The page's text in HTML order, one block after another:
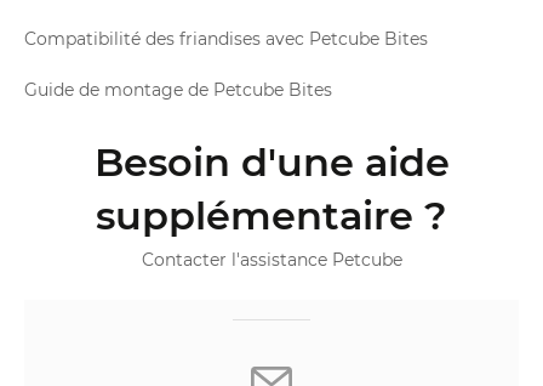
Compatibilité des friandises avec Petcube Bites
Guide de montage de Petcube Bites
Besoin d'une aide
supplémentaire ?
Contacter l'assistance Petcube